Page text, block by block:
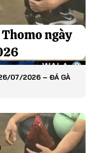
26/07/2026 – ĐÁ GÀ